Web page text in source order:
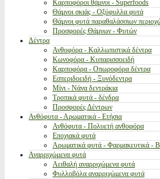
Καρποφόροι θάμνοι - Superfoods
Θάμνοι σκιάς - Οξύφυλλα φυτά
Θάμνοι φυτά παραθαλάσσιων
Προσφορές Θάμνων - Φυτών
Δέντρα
Ανθοφόρα - Καλλωπιστικά δέντρα
Κωνοφόρα - Κυπαρισσοειδή
Καρποφόρα - Οπωροφόρα δέντρα
Εσπεριδοειδή - Ξυνόδεντρα
Μίνι - Νάνα δεντράκια
Τροπικά φυτά - δένδρα
Προσφορές Δέντρων
Ανθόφυτα - Αρωματικά - Ετήσια
Ανθόφυτα - Πολυετή ανθοφόρα
Εποχιακά φυτά
Αρωματικά φυτά - Φαρμακευτικά -
Αναρριχώμενα φυτά
Αειθαλή αναρριχώμενα φυτά
Φυλλοβόλα αναρριχώμενα φυτά